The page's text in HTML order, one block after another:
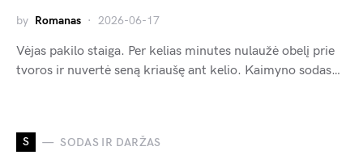
by Romanas 2026-06-17
Vėjas pakilo staiga. Per kelias minutes nulaužė obelį prie
tvoros ir nuvertė seną kriaušę ant kelio. Kaimyno sodas…
S SODAS IR DARŽAS